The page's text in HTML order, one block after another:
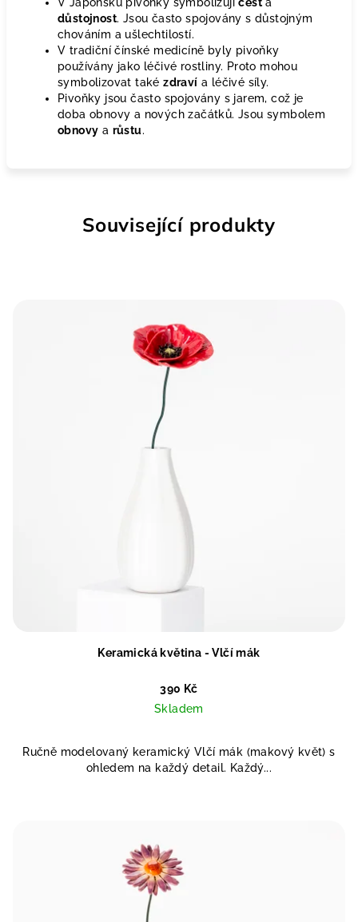
důstojnost. Jsou často spojovány s důstojným
chováním a ušlechtilostí.
V tradiční čínské medicíně byly pivoňky
používány jako léčivé rostliny. Proto mohou
symbolizovat takézdraví a léčivé síly.
Pivoňky jsou často spojovány s jarem, což je
doba obnovy a nových začátků. Jsou symbolem
obnovy a růstu.
Související produkty
Keramická květina - Vlčí mák
390 Kč
Skladem
Ručně modelovaný keramický Vlčí mák (makový květ) s
ohledem na každý detail. Každý...